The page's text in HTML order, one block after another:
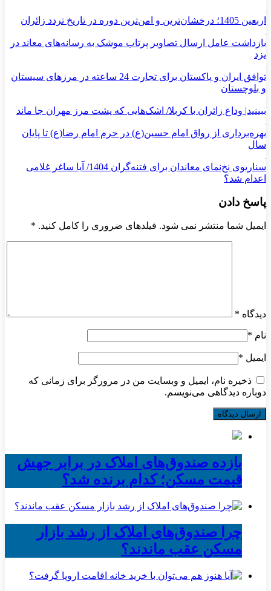
اربعین 1405؛ درخشان‌ترین و امن‌ترین دوره در تاریخ تردد زائران
بازداشت عامل ارسال تصاویر پرتاب موشک به رسانه‌های معاند در
یزد
توافق ایران و پاکستان برای تجارت 24 ساعته در مرزهای سیستان
و بلوچستان
ببینید| وداع زائران با کربلا/ اشک‌هایی که پشت مرز مهران جا ماند
بهره‌برداری از رواق امام حسین(ع) در حرم امام رضا(ع) تا پایان
سال
سناریوی نخ‌نمای معاندان برای ‌فتنه‌گران 1404/ آیا ساغر غلامی
اعدام شد؟
پاسخ دادن
ایمیل شما منتشر نمی شود. فیلدهای ضروری را کامل کنید. *
دیدگاه *
نام *
ایمیل *
ذخیره نام، ایمیل و وبسایت من در مرورگر برای زمانی که
دوباره دیدگاهی می‌نویسم.
بازده صندوق‌های املاک در برابر جهش
قیمت مسکن؛ کدام برنده شد؟
چرا صندوق‌های املاک از رشد بازار
مسکن عقب ماندند؟